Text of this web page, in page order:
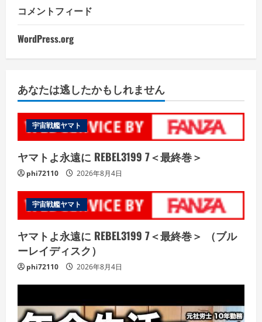
コメントフィード
WordPress.org
あなたは逃したかもしれません
宇宙戦艦ヤマト
ヤマトよ永遠に REBEL3199 7＜最終巻＞
phi72110 2026年8月4日
宇宙戦艦ヤマト
ヤマトよ永遠に REBEL3199 7＜最終巻＞ （ブル
ーレイディスク）
phi72110 2026年8月4日